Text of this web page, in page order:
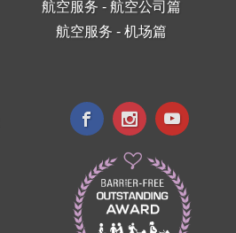
航空服务 - 航空公司篇
航空服务 - 机场篇